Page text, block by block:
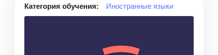
Категория обучения: Иностранные языки